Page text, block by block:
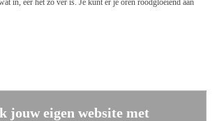
in, eer het zo ver is. Je kunt er je oren roodgloeiend aan
jouw eigen website met